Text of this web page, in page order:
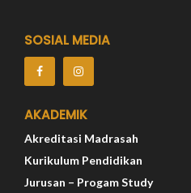
SOSIAL MEDIA
AKADEMIK
Akreditasi Madrasah
Kurikulum Pendidikan
Jurusan – Progam Study